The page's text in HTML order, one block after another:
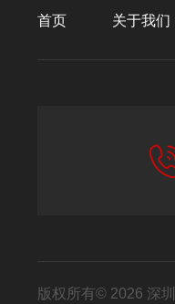
首页 关于我们
版权所有© 2026 深